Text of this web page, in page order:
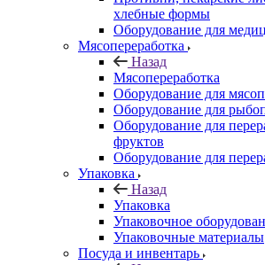
хлебные формы
Оборудование для
Мясопереработка
Назад
Мясопереработка
Оборудование для
Оборудование для
Оборудование для
фруктов
Оборудование для
Упаковка
Назад
Упаковка
Упаковочное
Упаковочные материалы
Посуда и инвентарь